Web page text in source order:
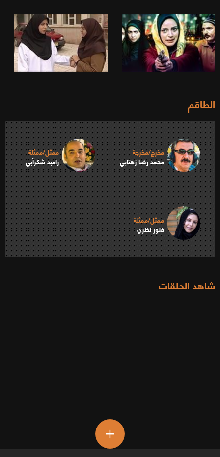
الطاقم
مخرج/مخرجة
محمد رضا زهتابي
ممثل/ممثلة
رامبد شكرآبي
ممثل/ممثلة
فلور نظري
شاهد الحلقات
+